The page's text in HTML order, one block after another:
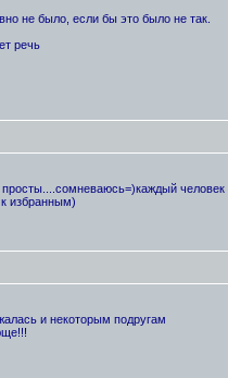
не было, если бы это было не так.
речь
человек
избранным)
и некоторым подругам